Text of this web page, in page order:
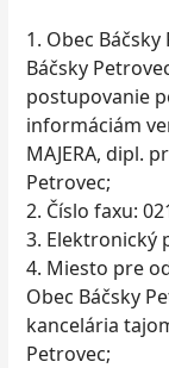
1. Obec
Báčsky
postupovanie
informáciám
MAJERA, dipl.
Petrovec;
2. Číslo faxu:
3. Elektronický
4. Miesto pre
Obec Báčsky
kancelária
Petrovec;